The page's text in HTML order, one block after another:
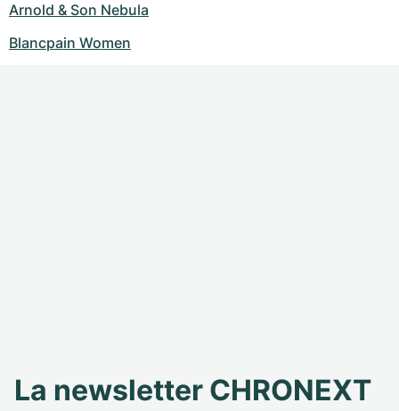
Arnold & Son Nebula
Blancpain Women
La newsletter CHRONEXT